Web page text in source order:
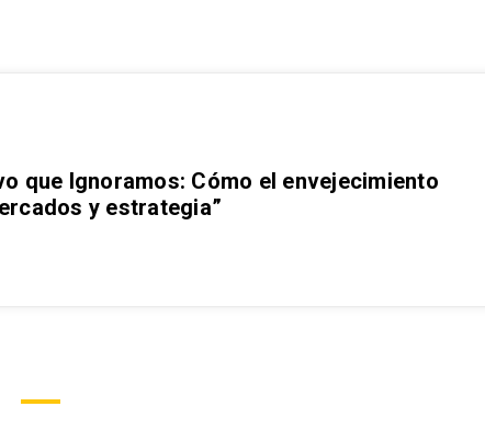
que Ignoramos: Cómo el envejecimiento
y estrategia”